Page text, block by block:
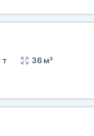
т 36 м³